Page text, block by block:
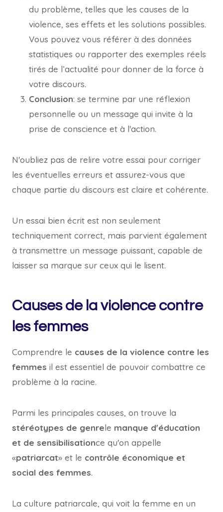
du problème, telles que les causes de la
violence, ses effets et les solutions possibles.
Vous pouvez vous référer à des données
statistiques ou rapporter des exemples réels
tirés de l’actualité pour donner de la force à
votre discours.
Conclusion: se termine par une réflexion
personnelle ou un message qui invite à la
prise de conscience et à l'action.
N'oubliez pas de relire votre essai pour corriger
les éventuelles erreurs et assurez-vous que
chaque partie du discours est claire et cohérente.
Un essai bien écrit est non seulement
techniquement correct, mais parvient également
à transmettre un message puissant, capable de
laisser sa marque sur ceux qui le lisent.
Causes de la violence contre
les femmes
Comprendre le causes de la violence contre les
femmes il est essentiel de pouvoir combattre ce
problème à la racine.
Parmi les principales causes, on trouve la
stéréotypes de genrele manque d'éducation
et de sensibilisationce qu'on appelle
«patriarcat» et le contrôle économique et
social des femmes.
La culture patriarcale, qui voit la femme en un